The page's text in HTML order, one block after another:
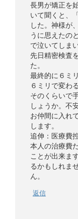
長男が矯正を
いて聞くと、
した。神様が
うに思えたの
で泣いてしま
先日精密検査
た。
最終的に６ミ
６ミリで変わ
そのくらいで
しょうか。不
お仲間に入れ
します。
追伸：医療費
本人の治療費
ことが出来ま
るかもしれま
ん。
返信